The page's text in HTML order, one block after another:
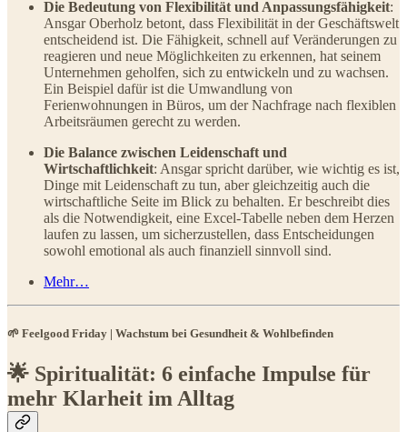
Die Bedeutung von Flexibilität und Anpassungsfähigkeit:
Ansgar Oberholz betont, dass Flexibilität in der Geschäftswelt
entscheidend ist. Die Fähigkeit, schnell auf Veränderungen zu
reagieren und neue Möglichkeiten zu erkennen, hat seinem
Unternehmen geholfen, sich zu entwickeln und zu wachsen.
Ein Beispiel dafür ist die Umwandlung von
Ferienwohnungen in Büros, um der Nachfrage nach flexiblen
Arbeitsräumen gerecht zu werden.
Die Balance zwischen Leidenschaft und
Wirtschaftlichkeit: Ansgar spricht darüber, wie wichtig es ist,
Dinge mit Leidenschaft zu tun, aber gleichzeitig auch die
wirtschaftliche Seite im Blick zu behalten. Er beschreibt dies
als die Notwendigkeit, eine Excel-Tabelle neben dem Herzen
laufen zu lassen, um sicherzustellen, dass Entscheidungen
sowohl emotional als auch finanziell sinnvoll sind.
Mehr…
🌱 Feelgood Friday | Wachstum bei Gesundheit & Wohlbefinden
🌟 Spiritualität: 6 einfache Impulse für
mehr Klarheit im Alltag